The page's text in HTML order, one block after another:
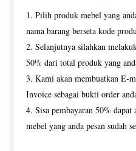
Pilih produk mebel yang
nama barang berseta kode
Selanjutnya silahkan
50% dari total produk yang
Kami akan membuatkan E-
Invoice sebagai bukti order
Sisa pembayaran 50%
mebel yang anda pesan sudah